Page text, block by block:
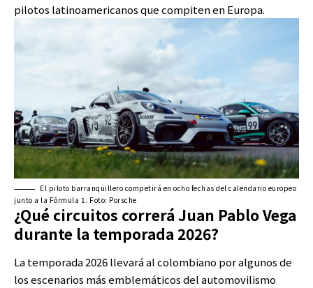
pilotos latinoamericanos que compiten en Europa.
El piloto barranquillero competirá en ocho fechas del calendario europeo
junto a la Fórmula 1. Foto: Porsche
¿Qué circuitos correrá Juan Pablo Vega
durante la temporada 2026?
La temporada 2026 llevará al colombiano por algunos de
los escenarios más emblemáticos del automovilismo